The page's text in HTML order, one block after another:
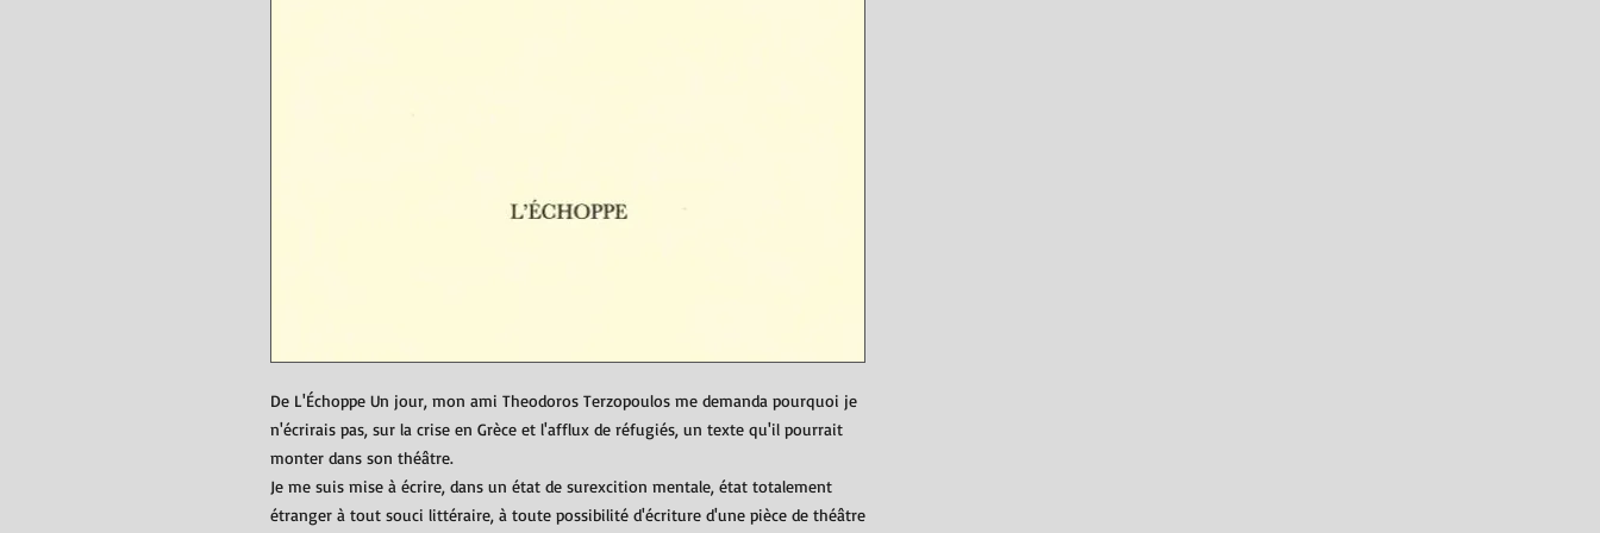
De L'Échoppe Un jour, mon ami Theodoros Terzopoulos me demanda pourquoi je
n'écrirais pas, sur la crise en Grèce et l'afflux de réfugiés, un texte qu'il pourrait
monter dans son théâtre.
Je me suis mise à écrire, dans un état de surexcition mentale, état totalement
étranger à tout souci littéraire, à toute possibilité d'écriture d'une pièce de théâtre